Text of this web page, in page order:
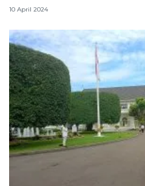
10 April 2024